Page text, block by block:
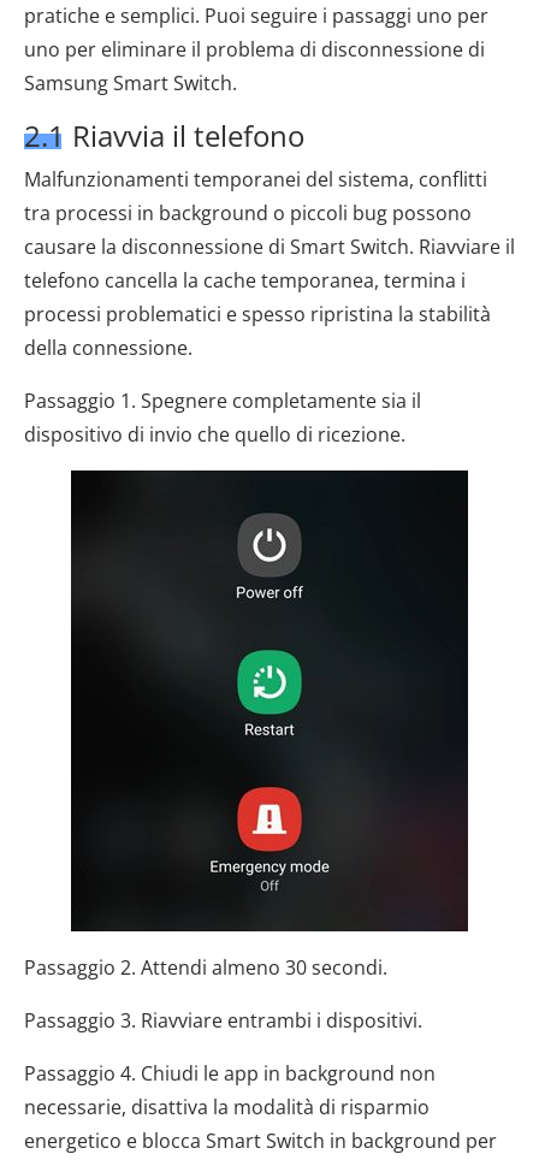
pratiche e semplici. Puoi seguire i passaggi uno per
uno per eliminare il problema di disconnessione di
Samsung Smart Switch.
2.1 Riavvia il telefono
Malfunzionamenti temporanei del sistema, conflitti
tra processi in background o piccoli bug possono
causare la disconnessione di Smart Switch. Riavviare il
telefono cancella la cache temporanea, termina i
processi problematici e spesso ripristina la stabilità
della connessione.
Passaggio 1. Spegnere completamente sia il
dispositivo di invio che quello di ricezione.
Passaggio 2. Attendi almeno 30 secondi.
Passaggio 3. Riavviare entrambi i dispositivi.
Passaggio 4. Chiudi le app in background non
necessarie, disattiva la modalità di risparmio
energetico e blocca Smart Switch in background per